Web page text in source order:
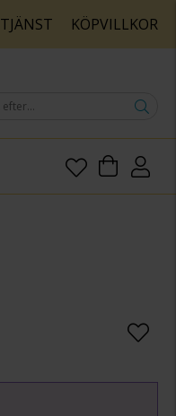
KÖPVILLKOR